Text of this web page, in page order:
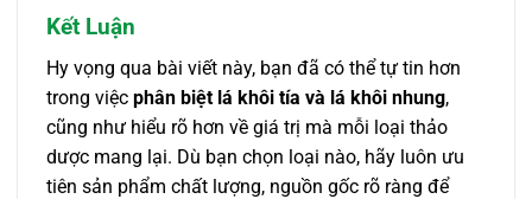
Kết Luận
Hy vọng qua bài viết này, bạn đã có thể tự tin hơn
trong việc phân biệt lá khôi tía và lá khôi nhung,
cũng như hiểu rõ hơn về giá trị mà mỗi loại thảo
dược mang lại. Dù bạn chọn loại nào, hãy luôn ưu
tiên sản phẩm chất lượng, nguồn gốc rõ ràng để